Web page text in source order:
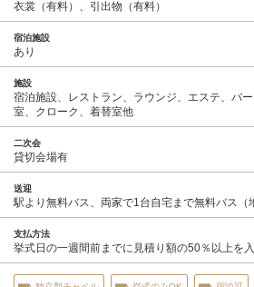
衣裳（有料）、引出物（有料）
宿泊施設
あり
施設
宿泊施設、レストラン、ラウンジ、エステ、バ
室、クローク、着替室他
二次会
貸切会場有
送迎
駅より無料バス、両家で1台自宅まで無料バス（
支払方法
挙式日の一週間前までに見積り額の50％以上を